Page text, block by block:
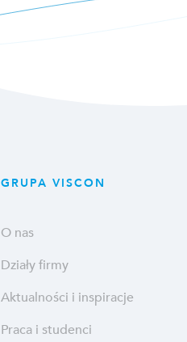
GRUPA VISCON
O nas
Działy firmy
Aktualności i inspiracje
Praca i studenci